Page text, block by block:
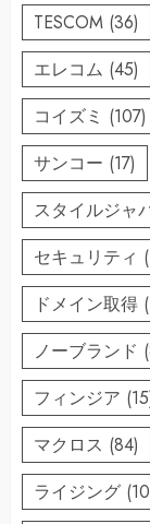
TESCOM (36)
エレコム (45)
コイズミ (107)
サンコー (17)
スタイルジャ
セキュリティ
ドメイン取得
ノーブランド
フィンジア
マクロス (84)
ライジング